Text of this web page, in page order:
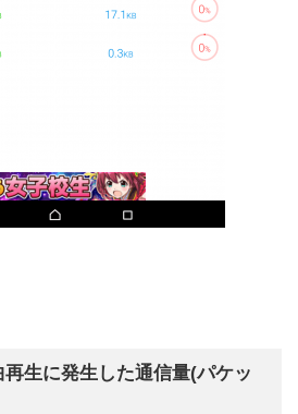
生に発生した通信量(パケッ